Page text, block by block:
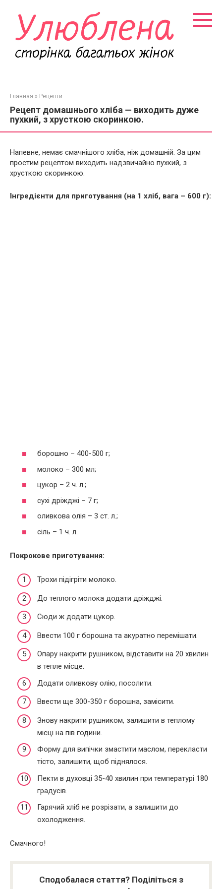
контенту
Главная » Рецепти
Рецепт домашнього хліба — виходить дуже
пухкий, з хрусткою скоринкою.
Напевне, немає смачнішого хліба, ніж домашній. За цим
простим рецептом виходить надзвичайно пухкий, з
хрусткою скоринкою.
Інгредієнти для приготування (на 1 хліб, вага – 600 г):
борошно – 400-500 г;
молоко – 300 мл;
цукор – 2 ч. л.;
сухі дріжджі – 7 г;
оливкова олія – 3 ст. л.;
сіль – 1 ч. л.
Покрокове приготування:
Трохи підігріти молоко.
До теплого молока додати дріжджі.
Сюди ж додати цукор.
Ввести 100 г борошна та акуратно перемішати.
Опару накрити рушником, відставити на 20 хвилин
в тепле місце.
Додати оливкову олію, посолити.
Ввести ще 300-350 г борошна, замісити.
Знову накрити рушником, залишити в теплому
місці на пів години.
Форму для випічки змастити маслом, перекласти
тісто, залишити, щоб піднялося.
Пекти в духовці 35-40 хвилин при температурі 180
градусів.
Гарячий хліб не розрізати, а залишити до
охолодження.
Смачного!
Сподобалася стаття? Поділіться з